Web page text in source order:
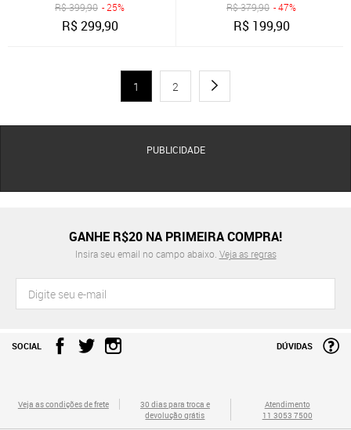
R$399,90 - 25%
R$299,90
R$379,90 - 47%
R$ 199,90
1 2
PUBLICIDADE
GANHE R$20 NA PRIMEIRA COMPRA!
Insira seu email no campo abaixo. Veja as regras
SOCIAL DÚVIDAS
Veja as condições de frete
30 dias para troca e
devolução grátis
Atendimento
11 3053 7500